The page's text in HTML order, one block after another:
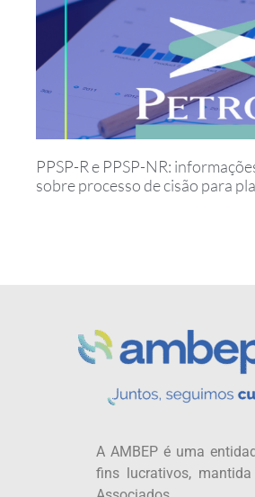
PPSP-R e PPSP-NR:
sobre processo de cisão para
A AMBEP é uma
fins lucrativos,